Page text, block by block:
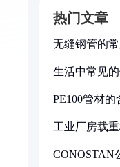
热门文章
无缝钢管的
生活中常见
PE100管材的
工业厂房载
CONOSTAN